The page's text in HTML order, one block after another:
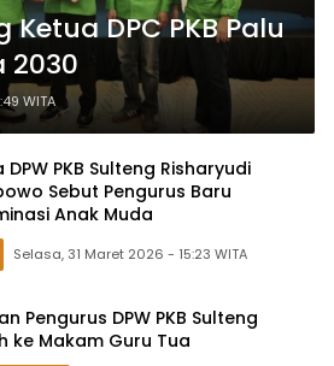
Ketua DPC PKB Palu
2030
Selasa, 21 April 2026 - 14:49 WITA
DPW PKB Sulteng Risharyudi
Sebut Pengurus Baru
Anak Muda
Selasa, 31 Maret 2026 - 15:23 WITA
Pengurus DPW PKB Sulteng
ke Makam Guru Tua